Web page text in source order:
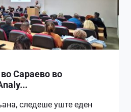
Сараево во
следеше уште еден